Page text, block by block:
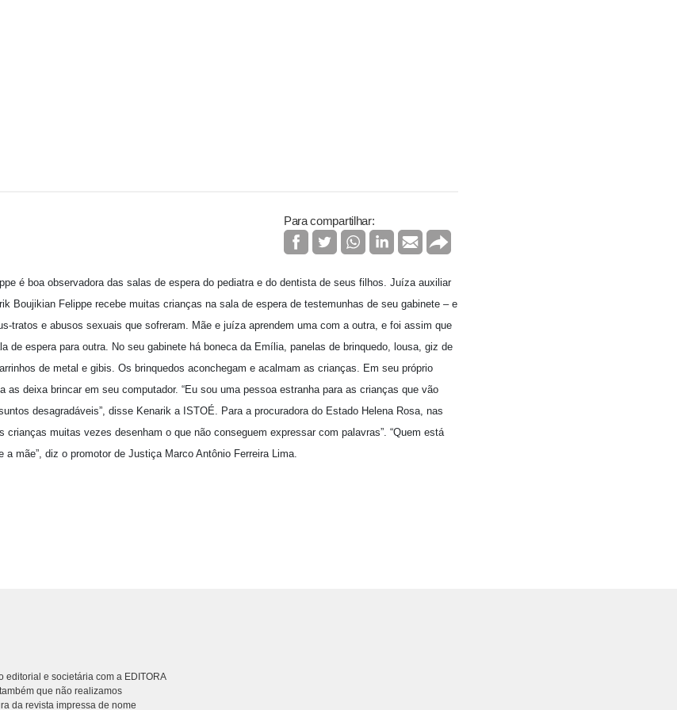
Para compartilhar:
é boa observadora das salas de espera do pediatra e do dentista de seus filhos. Juíza auxiliar
Boujikian Felippe recebe muitas crianças na sala de espera de testemunhas de seu gabinete – e
tratos e abusos sexuais que sofreram. Mãe e juíza aprendem uma com a outra, e foi assim que
de espera para outra. No seu gabinete há boneca da Emília, panelas de brinquedo, lousa, giz de
de metal e gibis. Os brinquedos aconchegam e acalmam as crianças. Em seu próprio
deixa brincar em seu computador. “Eu sou uma pessoa estranha para as crianças que vão
desagradáveis”, disse Kenarik a ISTOÉ. Para a procuradora do Estado Helena Rosa, nas
crianças muitas vezes desenham o que não conseguem expressar com palavras”. “Quem está
mãe”, diz o promotor de Justiça Marco Antônio Ferreira Lima.
editorial e societária com a EDITORA
que não realizamos
da revista impressa de nome